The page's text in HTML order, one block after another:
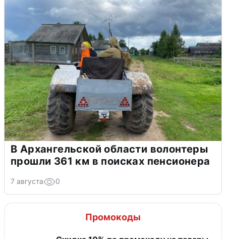
В Архангельской области волонтеры
прошли 361 км в поисках пенсионера
7 августа 0
Промокоды